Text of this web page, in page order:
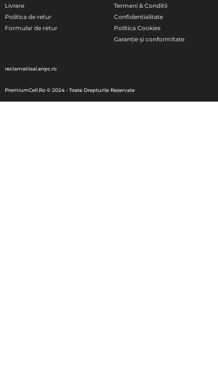
Livrare
Politica de retur
Formular de retur
Termeni & Conditii
Confidentialitate
Politica Cookies
Garanție și conformitate
reclamatiisal.anpc.ro
PremiumCell.Ro © 2024 • Toate Drepturile Rezervate